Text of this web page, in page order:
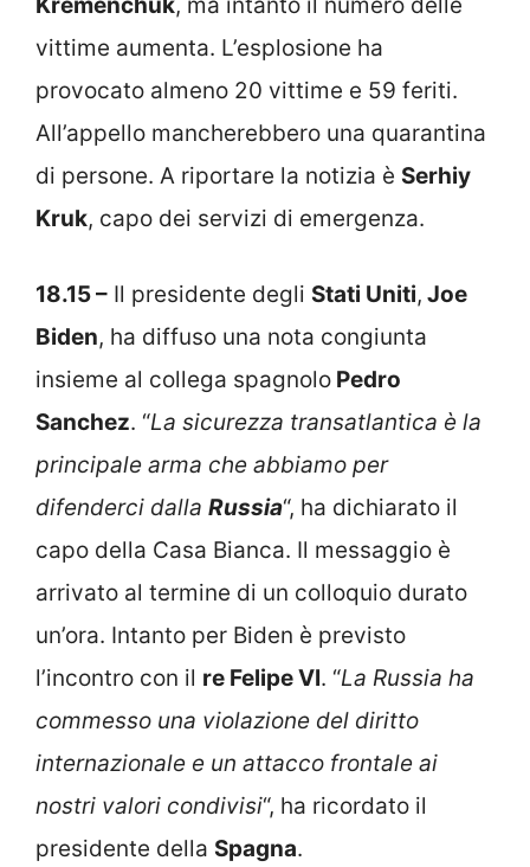
vittime aumenta. L’esplosione ha
provocato almeno 20 vittime e 59 feriti.
All’appello mancherebbero una quarantina
di persone. A riportare la notizia è Serhiy
Kruk, capo dei servizi di emergenza.
18.15 – Il presidente degli Stati Uniti, Joe
Biden, ha diffuso una nota congiunta
insieme al collega spagnolo Pedro
Sanchez. “La sicurezza transatlantica è la
principale arma che abbiamo per
difenderci dalla Russia“, ha dichiarato il
capo della Casa Bianca. Il messaggio è
arrivato al termine di un colloquio durato
un’ora. Intanto per Biden è previsto
l’incontro con il re Felipe VI. “La Russia ha
commesso una violazione del diritto
internazionale e un attacco frontale ai
nostri valori condivisi“, ha ricordato il
presidente della Spagna.